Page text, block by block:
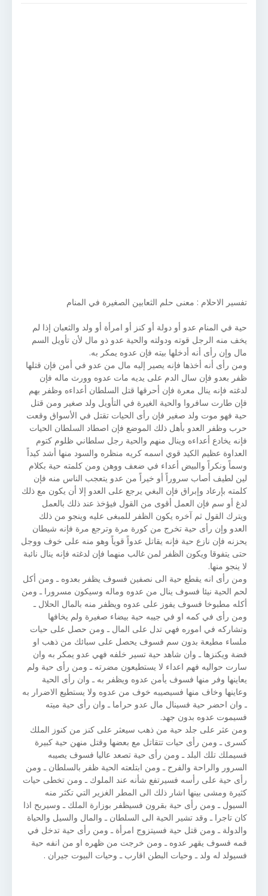
تفسير الاحلام : معنى حلم الثعابين الصغيرة في المنام
حية في المنام عدو أو دولة أو كنز أو امرأة أو ولد والثعبان إذا لم
يخف منه الرجل قوته ودولته والحية عدو ذو مال لأن تأويل السم
مال وإن رأى أنه أدخلها بيته فإن عدوه يمكر به.
ومن رأى أنه أخذها فإنه يصير إليه مال من عدو في أمن فإن قتلها
ظفر بعدو فإن سال الدم على يديه مات عدوه وورث ماله فإن
لدغته فإنه ينال معرة فإن أحرقها قتل السلطان أعداءه وظفر بهم
فإن طارت سافروا والحية الغيرة في التأويل ولد صغير ومن قتل
حية فهو موت ولد صغير فإن رأى الحيات تقتل في الأسواق وقعت
حرب وظفر العدو بأهل ذلك الموضع فإن اصطاد السلطان الحيات
فإنه يخادع أعداءه وينال منهم والحية رجل سلطاني ظلوم كتوم
العداوة عظيم الكيد قوي اسمه كريه منظره والسود منها أشد كيداً
وسماً ونكراً والبيض أعداء في ضعف ووهن ومن كلمته حية بكلام
لين لطيف أصاب سروراً أو خيراً من عدو يتعجب الناس منه فإن
كلمته بإرعاد وإبراق فإن البغي يرجع على العدو إلا أن يكون مع ذلك
لدغ أو سم فإن العمل أقوى من القول فيؤخذ عند ذلك بالعمل
ويترك القول ثم آخره يكون الظفر للمبغى عليه وينجو من ذلك
العدو وإن رأى حية تخرج من كورة مرة وترجع مرة فإنه شيطان
يحزنه فإن نازع حية فإنه يقاتل عدواً قوياً وهو منه على خوف ووجل
حتى يتفوقا ويكون الظفر لمن غالب منهما فإن لدغته فإنه ينال نائبة
لا ينجو منها.
ومن رأى انه يقطع حية الى نصفين فسوف يظفر بعدوه ـ ومن أكل
لحم الحية نيئا فسوف ينال من عدوه وماله وسيكون مسرورا ـ ومن
أكله مطبوخا فسوف يفوز على عدوه ويظفر منه بالمال الحلال ـ
ومن رأى في كمه او في جيبه حية بيضاء صغيرة ولم يخافها
وتشاركه في اموره فهي تدل على المال ـ ومن حصل على حيات
ملساء مطيعة بدون سم فسوف يحصل على سبائك من ذهب او
فضة ويكنزها ـ وان شاهد حية تسير خلفه فهي عدو يمكر به وان
سارت حواليه فهم اعداء لا يستطيعون مضرته ـ ومن رأى حية ولم
يعاينها وفر منها فسوف يأمن عدوه ويظفر به ـ وان رأى الحية
وعاينها وخاف منها فسيصيبه خوف من عدوه ولا يستطيع الاضرار به
ـ وان احضر حية فسينال مال عدو حراما ـ وان رأى حية ميته
فسيموت عدوه بدون جهد.
ومن عثر على جلد حية من ذهب سيعثر على كنز من كنوز الملك
كسرى ـ ومن رأى حيات تتقاتل مع بعضها وقتل منهن حية كبيرة
فسيملك تلك البلد ـ ومن رأى حية تصعد عاليا فسوف يصيبه
السرور والراحة والفرح ـ ومن ابتلعته الحية ظفر بالسلطان ـ ومن
رأى حية على رأسه فسيرتفع شأنه عند الملوك ـ ومن تخطى حيات
كثيرة ومشى بينها اشار ذلك الى المطر الغزير التي تكثر منه
السيول ـ ومن رأى حية بقرون فسيظفر بوزارة الملك ـ وسيربح اذا
كان تاجرا ـ وقد تشير الحية الى السلطان ـ والمال والسيل والحياة
والدولة ـ ومن قتل حية فسيتزوج امرأة ـ ومن رأى حية تدخل في
فمه فسوف يقهر عدوه ـ ومن خرجت من ظهره او من انفه حية
فسيولد له ولد ـ وحيات البطن اقارب ـ وحيات البيوت جيران .